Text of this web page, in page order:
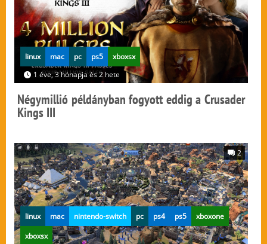
linux mac pc ps5
xboxsx
1 éve, 3 hónapja és 2 hete
Négymillió példányban fogyott eddig a Crusader
Kings III
2
linux mac nintendo-switch pc ps4 ps5
xboxone
xboxsx